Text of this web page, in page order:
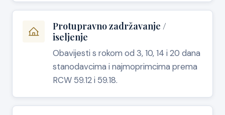
Protupravno zadržavanje /
iseljenje
Obavijesti s rokom od 3, 10, 14 i 20 dana
stanodavcima i najmoprimcima prema
RCW 59.12 i 59.18.